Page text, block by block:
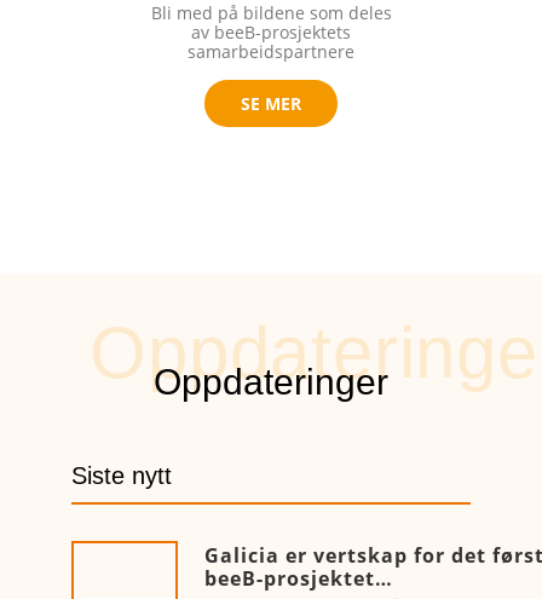
Bli med på bildene som deles
av beeB-prosjektets
samarbeidspartnere
SE MER
Siste nytt
Galicia er vertskap for det
beeB-prosjektet